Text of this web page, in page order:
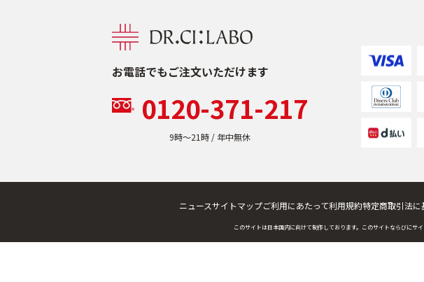
お電話でもご注文いただけます
0120-371-217
9時〜21時 / 年中無休
ニュースサイトマップご利用にあたって利用規約特定商取引法に
このサイトは日本国内に向けて制作しております。 このサイトならびにサ